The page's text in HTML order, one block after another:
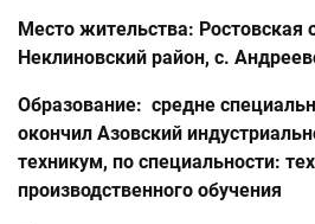
Место жительства: Ростовская
Неклиновский район, с.
Образование: средне
окончил Азовский
техникум, по специальности:
производственного обучения